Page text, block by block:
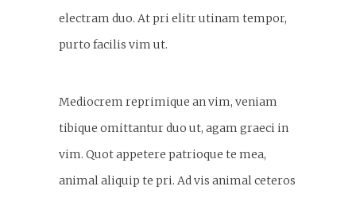
electram duo. At pri elitr utinam tempor,
purto facilis vim ut.
Mediocrem reprimique an vim, veniam
tibique omittantur duo ut, agam graeci in
vim. Quot appetere patrioque te mea,
animal aliquip te pri. Ad vis animal ceteros